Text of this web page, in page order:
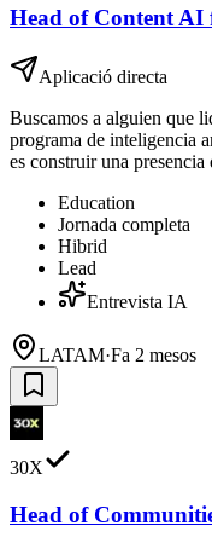
Head of Content AI
Aplicació directa
Buscamos a alguien que
programa de inteligencia
es construir una
Education
Jornada completa
Hibrid
Lead
Entrevista IA
LATAM·Fa 2 mesos
30X
Head of